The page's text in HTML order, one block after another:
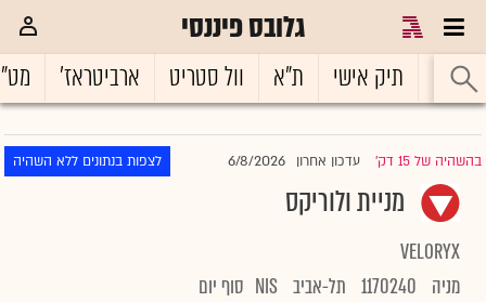
גלובס פיננסי
ראשי תיק אישי ת"א וול סטריט ארביטראז'
בהשהיה של 15 דק' |עדכון אחרון 6/8/2026 לצפות בנתונים ללא השהיה
מניית ולוריקס
VELORYX
מניה
1170240 תל-אביב NIS סוף יום